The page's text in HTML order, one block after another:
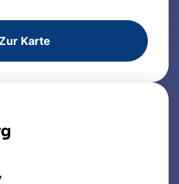
Karte